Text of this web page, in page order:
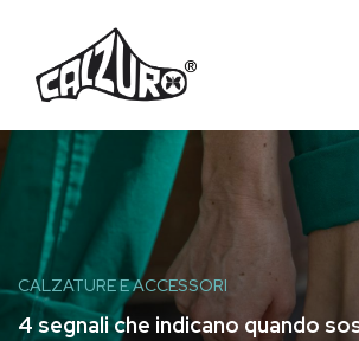
CALZATURE E ACCESSORI
4 segnali che indicano quando